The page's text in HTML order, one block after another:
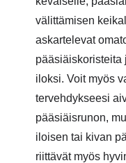
välittämisen
askartelevat
pääsiäiskoristeita
iloksi. Voit myös
tervehdykseesi
pääsiäisrunon,
iloisen tai kivan
riittävät myös